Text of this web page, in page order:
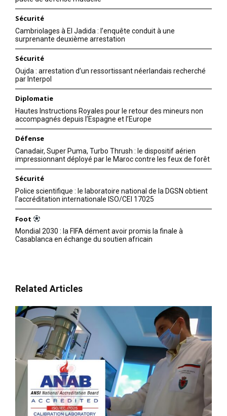
Sécurité
Cambriolages à El Jadida : l’enquête conduit à une
surprenante deuxième arrestation
Sécurité
Oujda : arrestation d’un ressortissant néerlandais recherché
par Interpol
Diplomatie
Hautes Instructions Royales pour le retour des mineurs non
accompagnés depuis l’Espagne et l’Europe
Défense
Canadair, Super Puma, Turbo Thrush : le dispositif aérien
impressionnant déployé par le Maroc contre les feux de forêt
Sécurité
Police scientifique : le laboratoire national de la DGSN obtient
l’accréditation internationale ISO/CEI 17025
Foot
Mondial 2030 : la FIFA dément avoir promis la finale à
Casablanca en échange du soutien africain
Related Articles